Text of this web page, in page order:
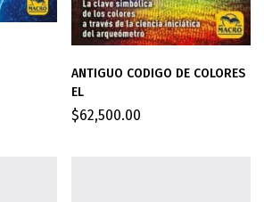
ANTIGUO CODIGO DE COLORES
EL
$62,500.00